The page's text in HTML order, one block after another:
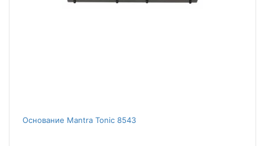
Основание Mantra Tonic 8543